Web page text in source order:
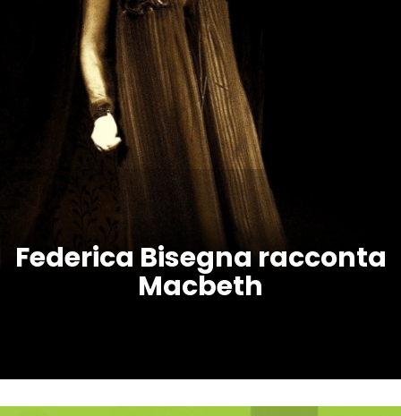
Federica Bisegna racconta
Macbeth